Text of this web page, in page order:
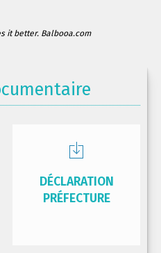
it better. Balbooa.com
DÉCLARATION
PRÉFECTURE